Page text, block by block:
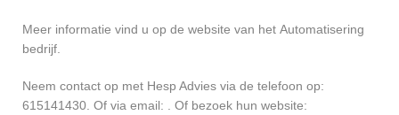
Meer informatie vind u op de website van het Automatisering
bedrijf.
Neem contact op met Hesp Advies via de telefoon op:
615141430. Of via email:
. Of bezoek hun website: